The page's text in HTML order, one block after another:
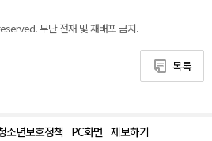
무단 전재 및 재배포 금지.
목록
소년보호정책 PC화면 제보하기